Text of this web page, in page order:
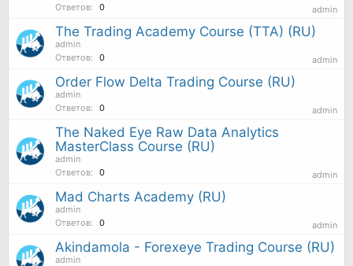
Ответов:
0 admin
The Trading Academy Course (TTA) (RU)
admin
Ответов:
0 admin
Order Flow Delta Trading Course (RU)
admin
Ответов:
0 admin
The Naked Eye Raw Data Analytics
MasterClass Course (RU)
admin
Ответов:
0 admin
Mad Charts Academy (RU)
admin
Ответов:
0 admin
Akindamola - Forexeye Trading Course (RU)
admin